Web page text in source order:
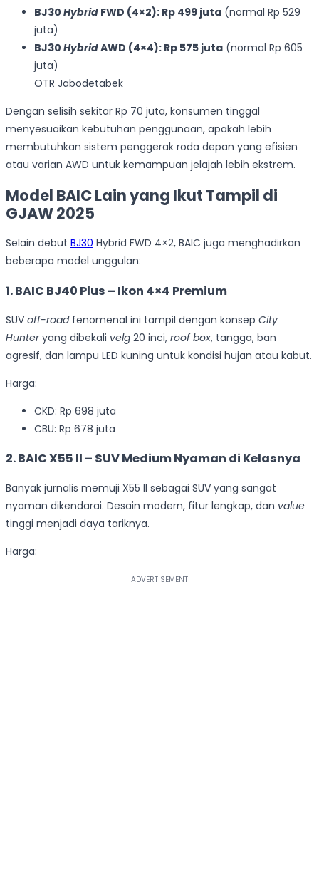
BJ30 Hybrid FWD (4×2): Rp 499 juta (normal Rp 529
juta)
BJ30 HybridAWD (4×4): Rp 575 juta (normal Rp 605
juta)
OTR Jabodetabek
Dengan selisih sekitar Rp 70 juta, konsumen tinggal
menyesuaikan kebutuhan penggunaan, apakah lebih
membutuhkan sistem penggerak roda depan yang efisien
atau varian AWD untuk kemampuan jelajah lebih ekstrem.
Model BAIC Lain yang Ikut Tampil di
GJAW 2025
Selain debut BJ30 Hybrid FWD 4×2, BAIC juga menghadirkan
beberapa model unggulan:
1. BAIC BJ40 Plus – Ikon 4×4 Premium
SUV off-roadfenomenal ini tampil dengan konsep City
Hunteryang dibekali velg 20 inci, roof box, tangga, ban
agresif, dan lampu LED kuning untuk kondisi hujan atau kabut.
Harga:
CKD: Rp 698 juta
CBU: Rp 678 juta
2. BAIC X55 II – SUV Medium Nyaman di Kelasnya
Banyak jurnalis memuji X55 II sebagai SUV yang sangat
nyaman dikendarai. Desain modern, fitur lengkap, dan value
tinggi menjadi daya tariknya.
Harga: